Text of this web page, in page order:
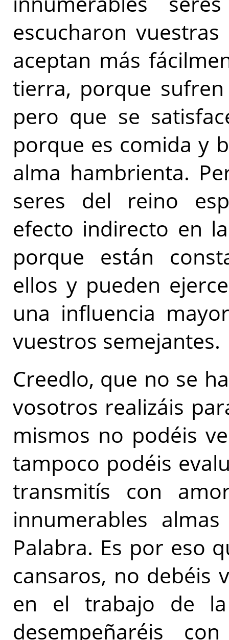
escucharon
aceptan más
tierra, porque
pero que se
porque es comida y
alma hambrienta.
seres del reino
efecto indirecto en
porque están
ellos y pueden
una influencia
vuestros semejantes.
Creedlo, que no se
vosotros realizáis
mismos no podéis
tampoco podéis
transmitís con
innumerables
Palabra. Es por eso
cansaros, no debéis
en el trabajo de la
desempeñaréis